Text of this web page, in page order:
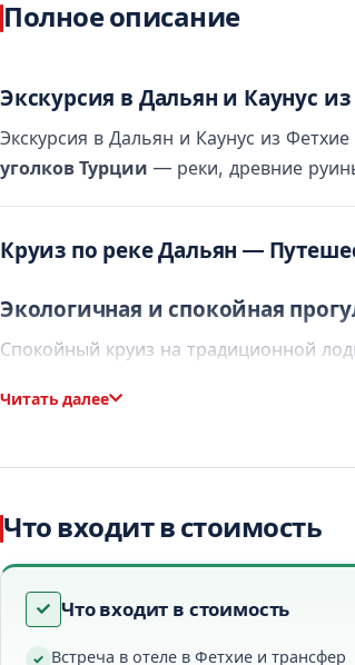
Полное описание
Экскурсия в Дальян и Каунус
Экскурсия в Дальян и Каунус из
уголков Турции — реки, древние
Круиз по реке Дальян —
Экологичная и спокойная
Спокойный круиз на традиционной
Пляж Черепах (Изтузу) — Где
Природно охраняемое место
Читать далее
Что входит в стоимость
Что входит в стоимость
Встреча в отеле в Фетхие и трансфер